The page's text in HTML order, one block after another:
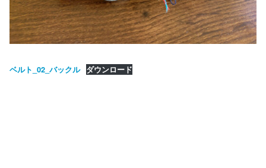
ベルト_02_バックル ダウンロード